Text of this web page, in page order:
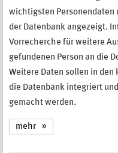
wichtigsten Personendaten
der Datenbank angezeigt.
Vorrecherche für weitere
gefundenen Person an die
Weitere Daten sollen in den
die Datenbank integriert
gemacht werden.
mehr